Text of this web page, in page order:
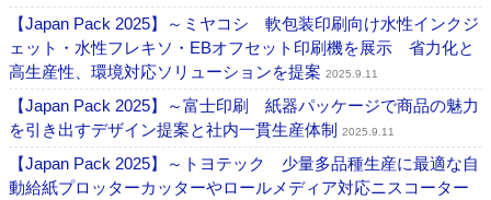
【Japan Pack 2025】～ミヤコシ 軟包装印刷向け水性インクジ
ェット・水性フレキソ・EBオフセット印刷機を展示 省力化と
高生産性、環境対応ソリューションを提案 2025.9.11
【Japan Pack 2025】～富士印刷 紙器パッケージで商品の魅力
を引き出すデザイン提案と社内一貫生産体制
2025.9.11
【Japan Pack 2025】～トヨテック 少量多品種生産に最適な自
動給紙プロッターカッターやロールメディア対応ニスコーター